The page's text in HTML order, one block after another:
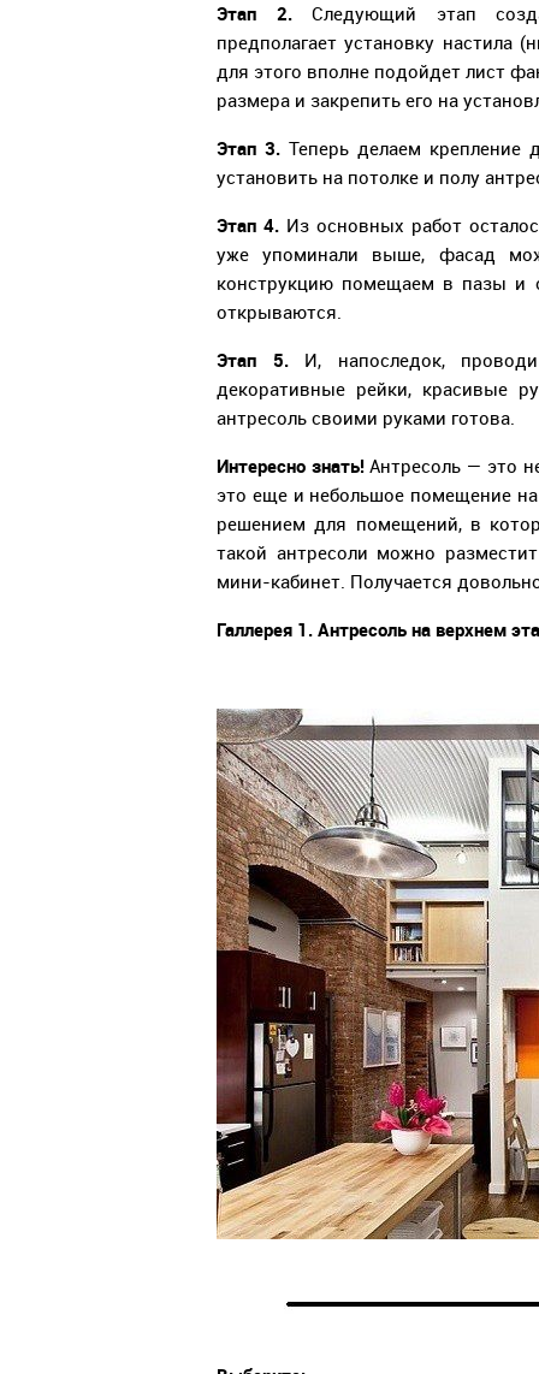
Этап 2.Следующий этап
предполагает установку настила
для этого вполне подойдет лист
размера и закрепить его на
Этап 3. Теперь делаем крепление
установить на потолке и полу
Этап 4. Из основных работ
уже упоминали выше, фасад
конструкцию помещаем в пазы и
открываются.
Этап 5.
И, напоследок,
декоративные рейки, красивые
антресоль своими руками готова.
Интересно знать!Антресоль — это
это еще и небольшое помещение
решением для помещений, в
такой антресоли можно
мини-кабинет. Получается
Галлерея 1. Антресоль на верхнем